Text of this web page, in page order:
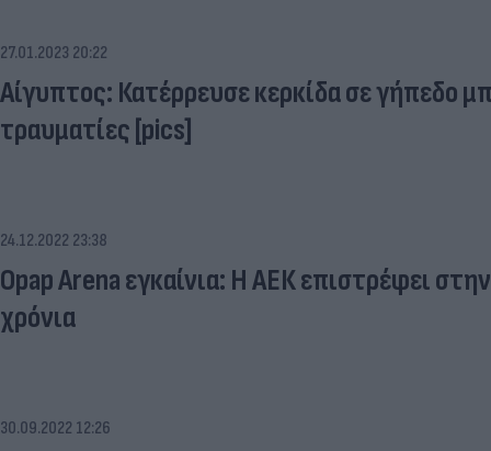
27.01.2023 20:22
Αίγυπτος: Κατέρρευσε κερκίδα σε γήπεδο
τραυματίες [pics]
24.12.2022 23:38
Opap Arena εγκαίνια: Η ΑΕΚ επιστρέφει
χρόνια
30.09.2022 12:26